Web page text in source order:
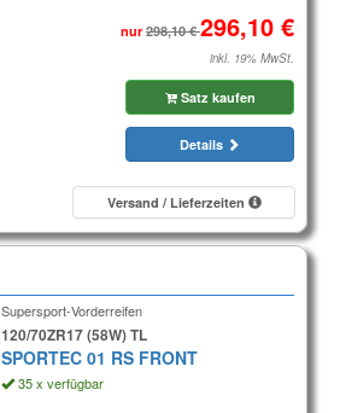
nur
inkl. 19% MwSt.
Satz kaufen
Details
Versand / Lieferzeiten
Supersport-Vorderreifen
120/70ZR17 (58W) TL
SPORTEC 01 RS FRONT
35 x verfügbar